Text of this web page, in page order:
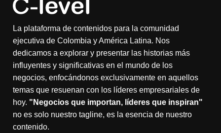
La plataforma de contenidos para la comunidad
ejecutiva de Colombia y América Latina. Nos
dedicamos a explorar y presentar las historias más
influyentes y significativas en el mundo de los
negocios, enfocándonos exclusivamente en aquellos
temas que resuenan con los líderes empresariales de
hoy. "Negocios que importan, líderes que inspiran"
no es solo nuestro tagline, es la esencia de nuestro
contenido.